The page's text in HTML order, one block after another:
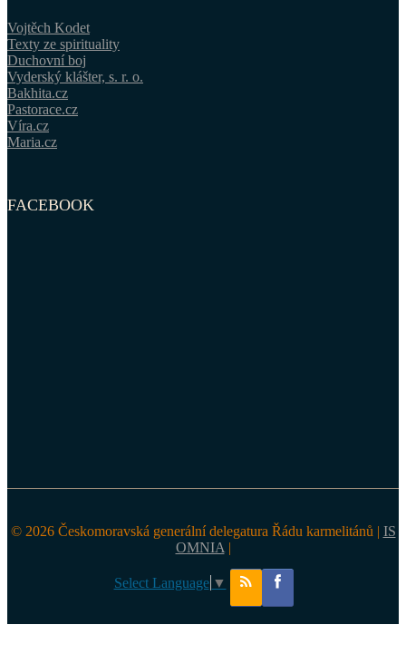
Vojtěch Kodet
Texty ze spirituality
Duchovní boj
Vyderský klášter, s. r. o.
Bakhita.cz
Pastorace.cz
Víra.cz
Maria.cz
FACEBOOK
© 2026 Českomoravská generální delegatura Řádu karmelitánů | IS
OMNIA |
Select Language ▼